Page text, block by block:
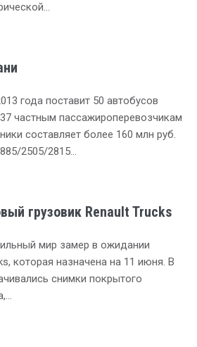
года поставит 50 автобусов
частным пассажироперевозчикам
составляет более 160 млн руб.
2505/2815…
грузовик Renault Trucks
мир замер в ожидании
которая назначена на 11 июня. В
снимки покрытого